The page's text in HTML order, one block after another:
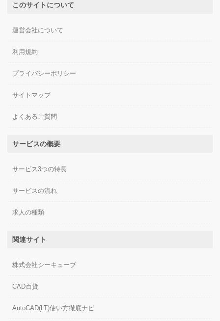
このサイトについて
運営会社について
利用規約
プライバシーポリシー
サイトマップ
よくあるご質問
サービスの概要
サービス3つの特長
サービスの流れ
求人の種類
関連サイト
株式会社シーキューブ
CAD百貨
AutoCAD(LT)使い方徹底ナビ